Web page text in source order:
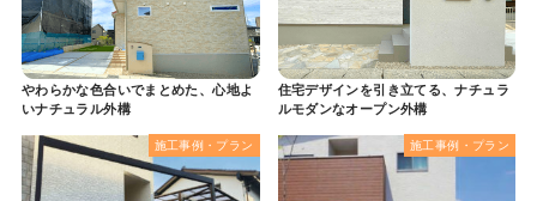
やわらかな色合いでまとめた、心地よ
いナチュラル外構
住宅デザインを引き立てる、ナチュラ
ルモダンなオープン外構
施工事例・プラン 施工事例・プラン